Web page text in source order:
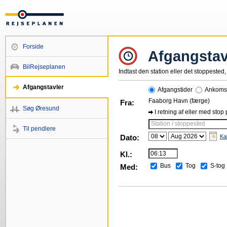
Forside
BilRejseplanen
Afgangstavler
Søg Øresund
Til pendlere
Indtast den station eller det
Afgangstider
Fra:
Faaborg Havn (færge)
I retning af eller med stop
Station / stoppested
Dato:
Kl.:
Med:
Bus Tog S-tog